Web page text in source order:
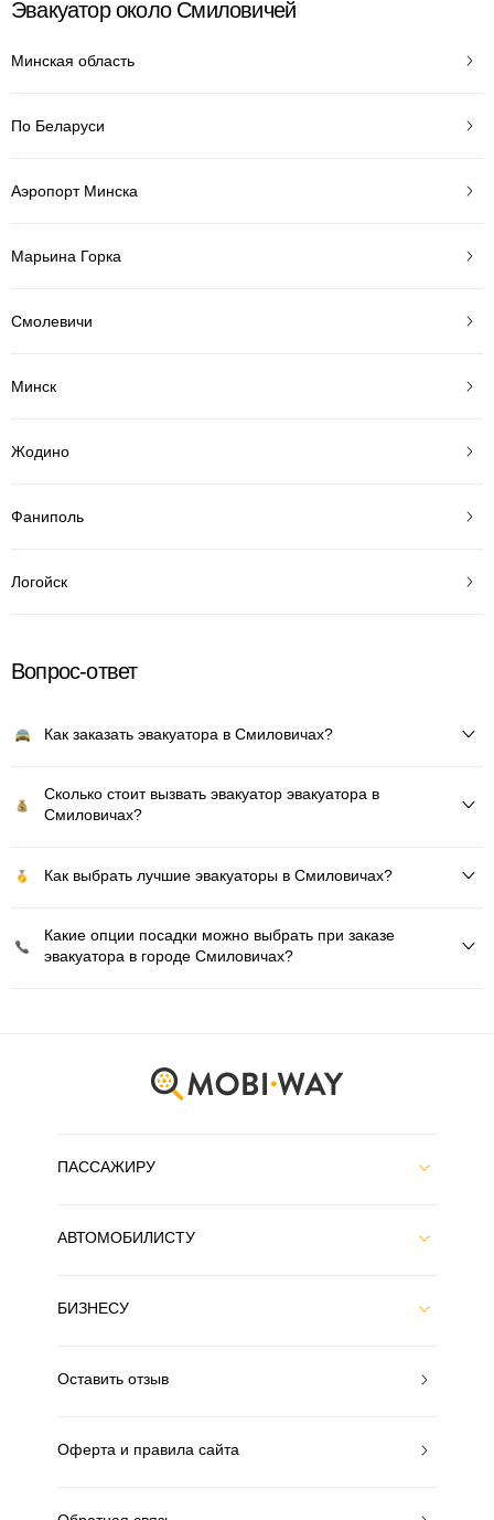
Эвакуатор около Смиловичей
Минская область
По Беларуси
Аэропорт Минска
Марьина Горка
Смолевичи
Минск
Жодино
Фаниполь
Логойск
Вопрос-ответ
Как заказать эвакуатора в Смиловичах?
Сколько стоит вызвать эвакуатор эвакуатора в
Смиловичах?
Как выбрать лучшие эвакуаторы в Смиловичах?
Какие опции посадки можно выбрать при заказе
эвакуатора в городе Смиловичах?
ПАССАЖИРУ
АВТОМОБИЛИСТУ
БИЗНЕСУ
Оставить отзыв
Оферта и правила сайта